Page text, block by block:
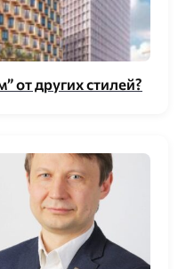
от других стилей?